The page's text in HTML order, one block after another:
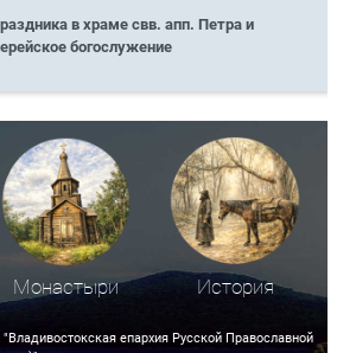
в храме свв. апп. Петра и
богослужение
Монастыри История
епархия Русской Православной